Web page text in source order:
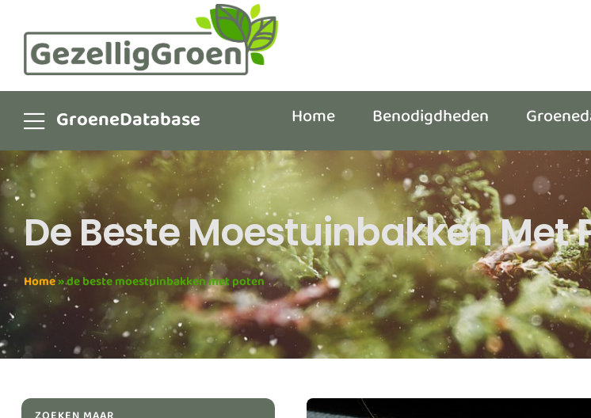
GroeneDatabase Home Benodigdheden
De Beste Moestuinbakken Met
Home»de beste moestuinbakken met poten